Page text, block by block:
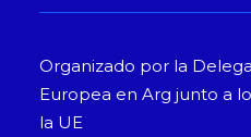
Organizado por la
Europea en Arg junto a
la UE